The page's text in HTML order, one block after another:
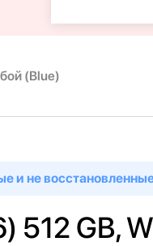
(Blue)
и не
512 GB,